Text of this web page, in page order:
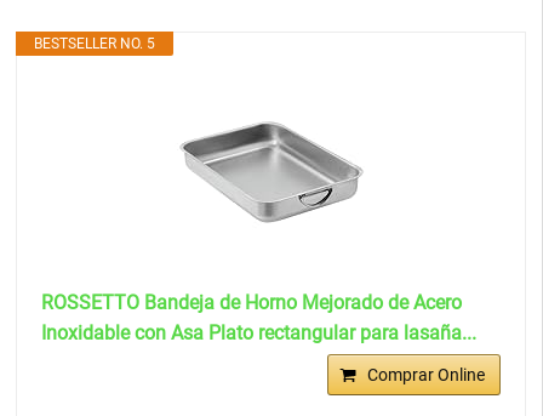
BESTSELLER NO. 5
ROSSETTO Bandeja de Horno Mejorado de Acero
Inoxidable con Asa Plato rectangular para lasaña...
Comprar Online